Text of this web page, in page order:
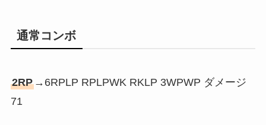
通常コンボ
2RP→6RPLP RPLPWK RKLP 3WPWP ダメージ
71